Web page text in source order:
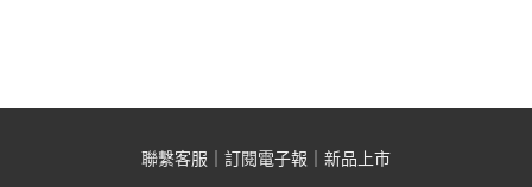
聯繫客服 訂閱電子報 新品上市